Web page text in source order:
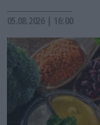
05.08.2026 | 16:00